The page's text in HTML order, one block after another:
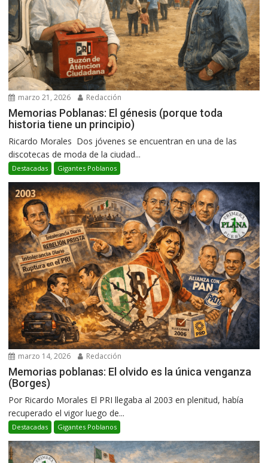
marzo 21, 2026 Redacción
Memorias Poblanas: El génesis (porque toda
historia tiene un principio)
Ricardo Morales Dos jóvenes se encuentran en una de las
discotecas de moda de la ciudad...
Destacadas Gigantes Poblanos
marzo 14, 2026 Redacción
Memorias poblanas: El olvido es la única venganza
(Borges)
Por Ricardo Morales El PRI llegaba al 2003 en plenitud, había
recuperado el vigor luego de...
Destacadas Gigantes Poblanos